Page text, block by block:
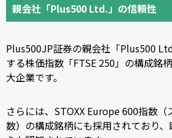
親会社「Plus500 Ltd.」の信頼性
Plus500JP証券の親会社「Plus500
する株価指数「FTSE 250」の構成銘
大企業です。
さらには、STOXX Europe 600指数
数）の構成銘柄にも採用されており